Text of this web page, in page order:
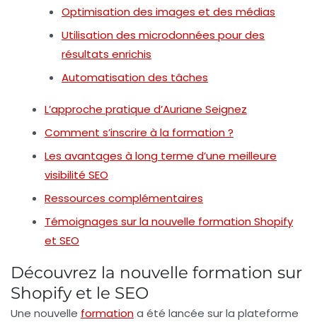
Optimisation des images et des médias
Utilisation des microdonnées pour des
résultats enrichis
Automatisation des tâches
L’approche pratique d’Auriane Seignez
Comment s’inscrire à la formation ?
Les avantages à long terme d’une meilleure
visibilité SEO
Ressources complémentaires
Témoignages sur la nouvelle formation Shopify
et SEO
Découvrez la nouvelle formation sur
Shopify et le SEO
Une nouvelle formationa été lancée sur la plateforme